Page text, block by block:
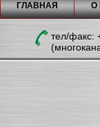
ГЛАВНАЯ О
тел/факc: